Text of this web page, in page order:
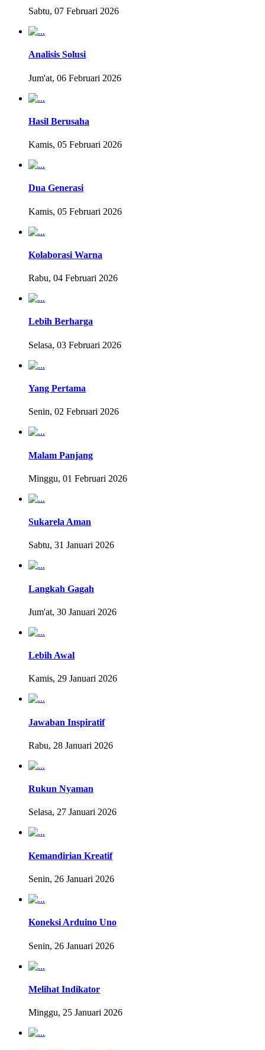
Sabtu, 07 Februari 2026
Analisis Solusi
Jum'at, 06 Februari 2026
Hasil Berusaha
Kamis, 05 Februari 2026
Dua Generasi
Kamis, 05 Februari 2026
Kolaborasi Warna
Rabu, 04 Februari 2026
Lebih Berharga
Selasa, 03 Februari 2026
Yang Pertama
Senin, 02 Februari 2026
Malam Panjang
Minggu, 01 Februari 2026
Sukarela Aman
Sabtu, 31 Januari 2026
Langkah Gagah
Jum'at, 30 Januari 2026
Lebih Awal
Kamis, 29 Januari 2026
Jawaban Inspiratif
Rabu, 28 Januari 2026
Rukun Nyaman
Selasa, 27 Januari 2026
Kemandirian Kreatif
Senin, 26 Januari 2026
Koneksi Arduino Uno
Senin, 26 Januari 2026
Melihat Indikator
Minggu, 25 Januari 2026